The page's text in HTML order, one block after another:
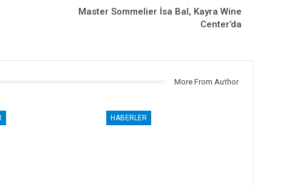
Master Sommelier İsa Bal, Kayra Wine
Center’da
More From Author
HABERLER